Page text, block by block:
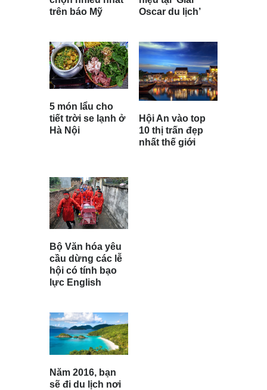
trên báo Mỹ
5 món lẩu cho
tiết trời se lạnh ở
Hà Nội
Oscar du lịch’
Hội An vào top
10 thị trấn đẹp
nhất thế giới
Bộ Văn hóa yêu
cầu dừng các lễ
hội có tính bạo
lực English
Năm 2016, bạn
sẽ đi du lịch nơi